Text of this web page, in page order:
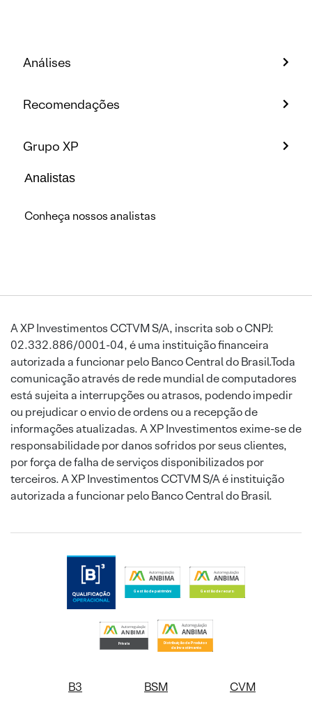
Análises
Recomendações
Grupo XP
Analistas
Conheça nossos analistas
A XP Investimentos CCTVM S/A, inscrita sob o CNPJ:
02.332.886/0001-04, é uma instituição financeira
autorizada a funcionar pelo Banco Central do Brasil.Toda
comunicação através de rede mundial de computadores
está sujeita a interrupções ou atrasos, podendo impedir
ou prejudicar o envio de ordens ou a recepção de
informações atualizadas. A XP Investimentos exime-se de
responsabilidade por danos sofridos por seus clientes,
por força de falha de serviços disponibilizados por
terceiros. A XP Investimentos CCTVM S/A é instituição
autorizada a funcionar pelo Banco Central do Brasil.
B3 BSM
CVM